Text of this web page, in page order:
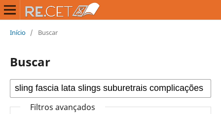
Início / Buscar
Buscar
Filtros avançados